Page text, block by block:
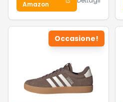
Amazon
Occasione!